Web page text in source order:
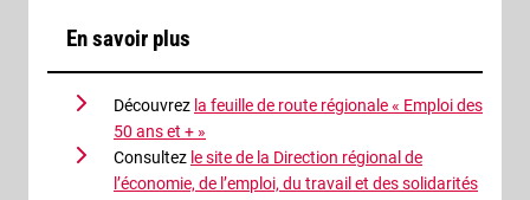
En savoir plus
Découvrez la feuille de route régionale « Emploi des
50 ans et + »
Consultez le site de la Direction régional de
l’économie, de l’emploi, du travail et des solidarités